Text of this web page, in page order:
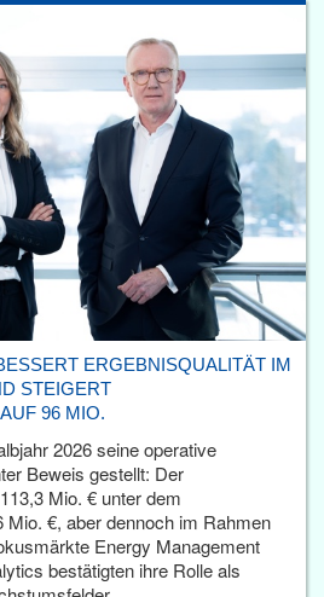
ERGEBNISQUALITÄT IM
STEIGERT
96 MIO.
2026 seine operative
Beweis gestellt: Der
Mio. € unter dem
Mio. €, aber dennoch im Rahmen
Energy Management
bestätigten ihre Rolle als